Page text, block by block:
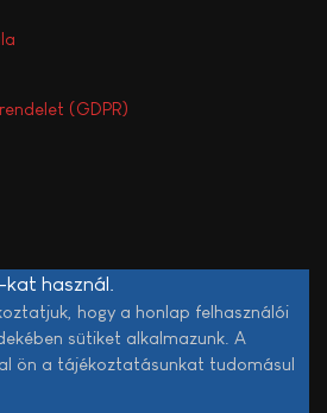
(GDPR)
használ.
hogy a honlap felhasználói
sütiket alkalmazunk. A
ön a tájékoztatásunkat tudomásul